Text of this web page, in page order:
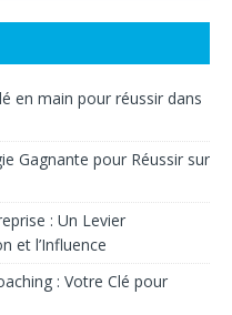
en main pour réussir dans
Gagnante pour Réussir sur
: Un Levier
et l’Influence
: Votre Clé pour